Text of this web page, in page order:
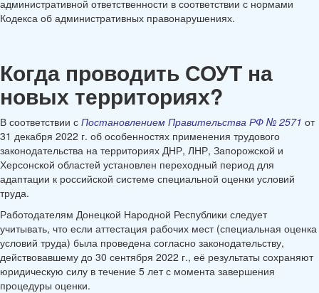
административной ответственности в соответствии с нормами
Кодекса об административных правонарушениях.
Когда проводить СОУТ на
новых территориях?
В соответствии с Постановлением Правительства РФ № 2571 от
31 декабря 2022 г. об особенностях применения трудового
законодательства на территориях ДНР, ЛНР, Запорожской и
Херсонской областей установлен переходный период для
адаптации к российской системе специальной оценки условий
труда.
Работодателям Донецкой Народной Республики следует
учитывать, что если аттестация рабочих мест (специальная оценка
условий труда) была проведена согласно законодательству,
действовавшему до 30 сентября 2022 г., её результаты сохраняют
юридическую силу в течение 5 лет с момента завершения
процедуры оценки.